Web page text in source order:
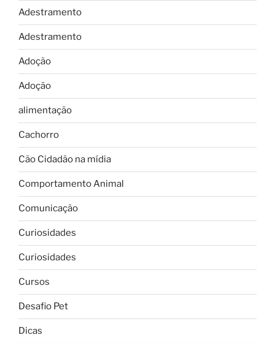
Adestramento
Adestramento
Adoção
Adoção
alimentação
Cachorro
Cão Cidadão na mídia
Comportamento Animal
Comunicação
Curiosidades
Curiosidades
Cursos
Desafio Pet
Dicas